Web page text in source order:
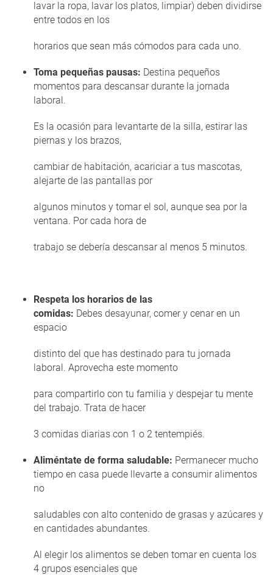
lavar la ropa, lavar los platos, limpiar) deben dividirse
entre todos en los
horarios que sean más cómodos para cada uno.
Toma pequeñas pausas: Destina pequeños
momentos para descansar durante la jornada
laboral.
Es la ocasión para levantarte de la silla, estirar las
piernas y los brazos,
cambiar de habitación, acariciar a tus mascotas,
alejarte de las pantallas por
algunos minutos y tomar el sol, aunque sea por la
ventana. Por cada hora de
trabajo se debería descansar al menos 5 minutos.
Respeta los horarios de las
comidas: Debes desayunar, comer y cenar en un
espacio
distinto del que has destinado para tu jornada
laboral. Aprovecha este momento
para compartirlo con tu familia y despejar tu mente
del trabajo. Trata de hacer
3 comidas diarias con 1 o 2 tentempiés.
Aliméntate de forma saludable: Permanecer mucho
tiempo en casa puede llevarte a consumir alimentos
no
saludables con alto contenido de grasas y azúcares y
en cantidades abundantes.
Al elegir los alimentos se deben tomar en cuenta los
4 grupos esenciales que